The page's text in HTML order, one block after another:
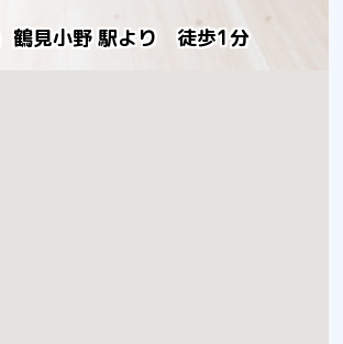
鶴見小野 駅より 徒歩1分